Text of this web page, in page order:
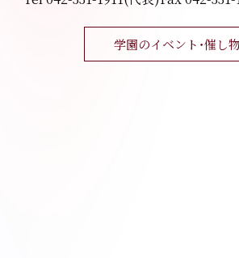
学園のイベント・催し物